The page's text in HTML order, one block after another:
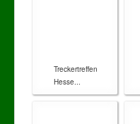
Treckertreffen
Hesse...